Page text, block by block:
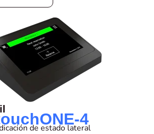
4
de estado lateral